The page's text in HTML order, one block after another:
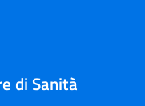
di Sanità